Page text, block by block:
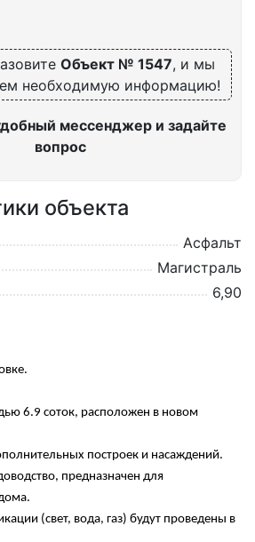
Объект № 1547, и мы
необходимую информацию!
мессенджер и задайте
вопрос
объекта
Асфальт
Магистраль
6,90
6.9 соток, расположен в новом
построек и насаждений.
предназначен для
(свет, вода, газ) будут проведены в